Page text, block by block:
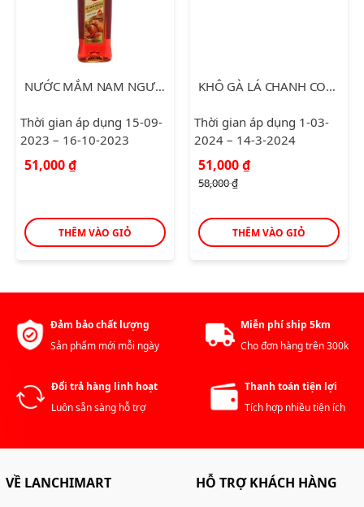
NƯỚC MẮM NAM NGƯ NHÃN VÀNG 650ML
Thời gian áp dụng 15-09-
2023 – 16-10-2023
51,000₫
THÊM VÀO GIỎ
KHÔ GÀ LÁ CHANH COOKY 150G
Thời gian áp dụng 1-03-
2024 – 14-3-2024
58,000₫
Giá
gốc
là:
51,000₫Giá
51,000 ₫.
THÊM VÀO GIỎ
Đảm bảo chất lượng
Sản phẩm mới mỗi ngày
Miễn phí ship 5km
Cho đơn hàng trên 300k
Đổi trả hàng linh hoạt
Luôn sẵn sàng hỗ trợ
Thanh toán tiện lợi
Tích hợp nhiều tiện ích
VỀ LANCHIMART HỖ TRỢ KHÁCH HÀNG